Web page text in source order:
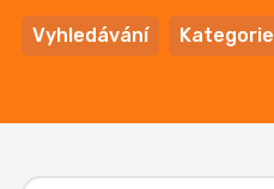
Vyhledávání Kategorie